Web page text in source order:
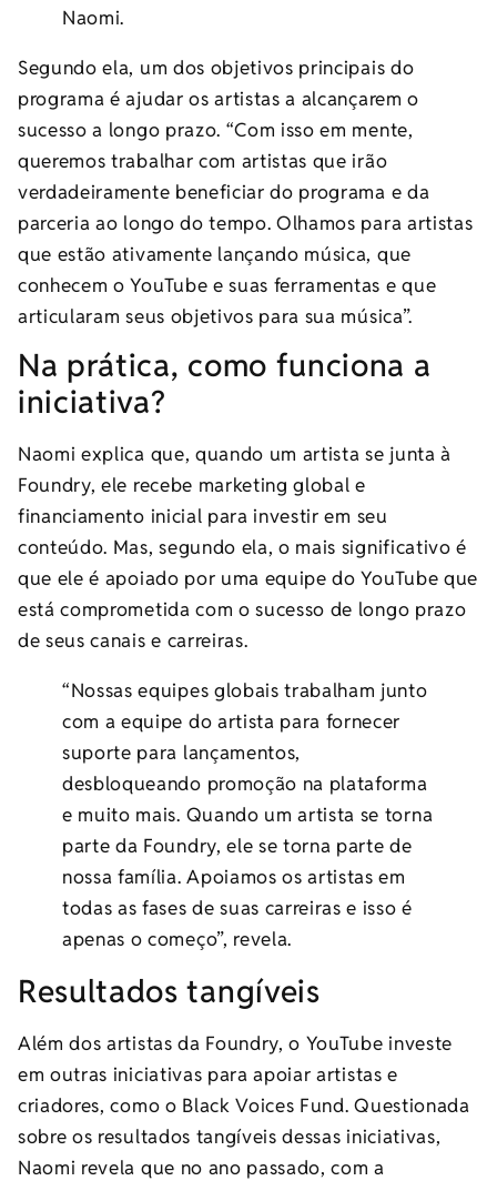
Naomi.
Segundo ela, um dos objetivos principais do
programa é ajudar os artistas a alcançarem o
sucesso a longo prazo. “Com isso em mente,
queremos trabalhar com artistas que irão
verdadeiramente beneficiar do programa e da
parceria ao longo do tempo. Olhamos para artistas
que estão ativamente lançando música, que
conhecem o YouTube e suas ferramentas e que
articularam seus objetivos para sua música”.
Na prática, como funciona a
iniciativa?
Naomi explica que, quando um artista se junta à
Foundry, ele recebe marketing global e
financiamento inicial para investir em seu
conteúdo. Mas, segundo ela, o mais significativo é
que ele é apoiado por uma equipe do YouTube que
está comprometida com o sucesso de longo prazo
de seus canais e carreiras.
“Nossas equipes globais trabalham junto
com a equipe do artista para fornecer
suporte para lançamentos,
desbloqueando promoção na plataforma
e muito mais. Quando um artista se torna
parte da Foundry, ele se torna parte de
nossa família. Apoiamos os artistas em
todas as fases de suas carreiras e isso é
apenas o começo”, revela.
Resultados tangíveis
Além dos artistas da Foundry, o YouTube investe
em outras iniciativas para apoiar artistas e
criadores, como o Black Voices Fund. Questionada
sobre os resultados tangíveis dessas iniciativas,
Naomi revela que no ano passado, com a